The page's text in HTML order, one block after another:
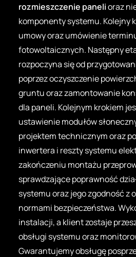
rozmieszczenie panelioraz
komponenty systemu. Kolejny
umowy oraz umówienie
fotowoltaicznych. Następny
rozpoczyna się od
poprzez oczyszczenie
gruntu oraz zamontowanie
dla paneli. Kolejnym krokiem
ustawienie modułów
projektem technicznym oraz
inwertera i reszty systemu
zakończeniu montażu
sprawdzające poprawność
systemu oraz jego zgodność z
normami bezpieczeństwa.
instalacji, a klient zostaje
obsługi systemu oraz
Gwarantujemy obsługę